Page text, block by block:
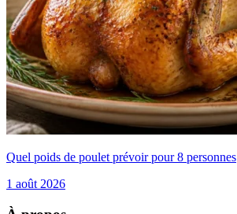
Quel poids de poulet prévoir pour 8 personnes
1 août 2026